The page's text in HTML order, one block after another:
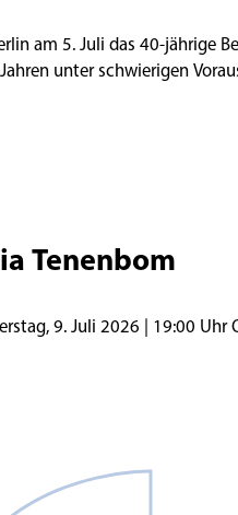
am 5. Juli das 40-jährige
unter schwierigen
Tenenbom